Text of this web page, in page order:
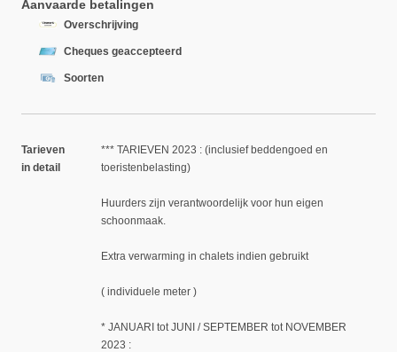
Aanvaarde betalingen
Overschrijving
Cheques geaccepteerd
Soorten
Tarieven
in detail
*** TARIEVEN 2023 : (inclusief beddengoed en
toeristenbelasting)
Huurders zijn verantwoordelijk voor hun eigen
schoonmaak.
Extra verwarming in chalets indien gebruikt
( individuele meter )
* JANUARI tot JUNI / SEPTEMBER tot NOVEMBER
2023 :